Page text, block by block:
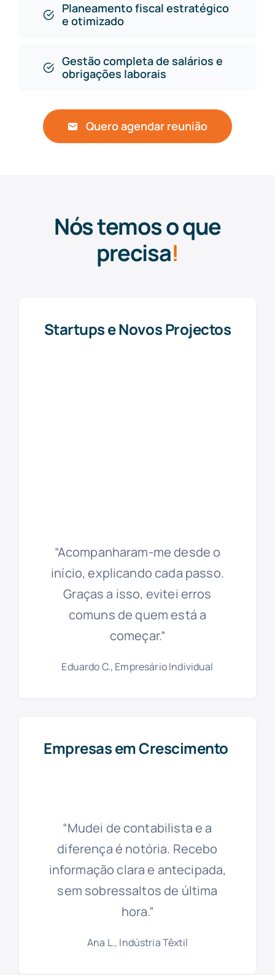
Planeamento fiscal estratégico
e otimizado
Gestão completa de salários e
obrigações laborais
Quero agendar reunião
Nós temos o que
precisa!
Startups e Novos Projectos
“Acompanharam-me desde o
início, explicando cada passo.
Graças a isso, evitei erros
comuns de quem está a
começar.”
Eduardo C., Empresário Individual
Empresas em Crescimento
“Mudei de contabilista e a
diferença é notória. Recebo
informação clara e antecipada,
sem sobressaltos de última
hora.”
Ana L., Indústria Têxtil